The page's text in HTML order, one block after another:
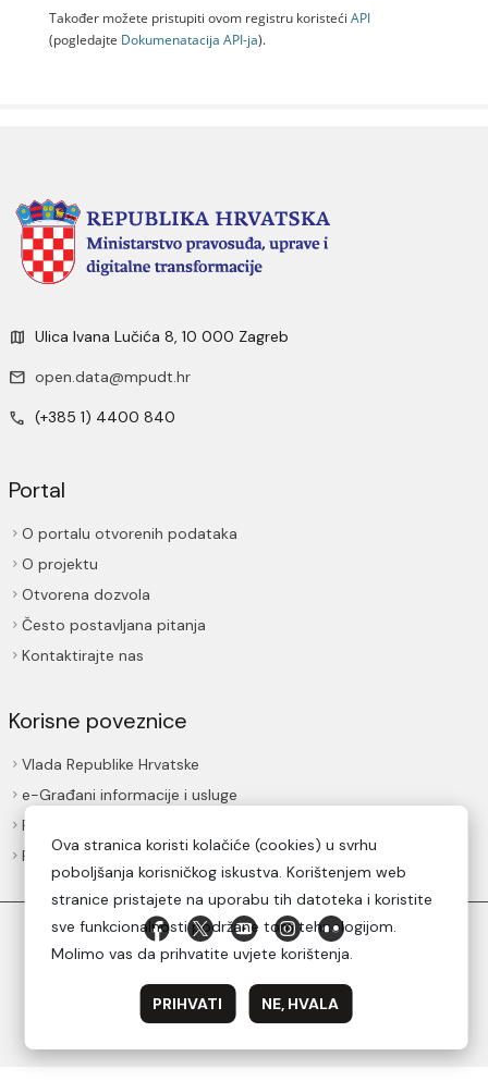
Također možete pristupiti ovom registru koristeći API
(pogledajte Dokumenаtаcijа API-jа).